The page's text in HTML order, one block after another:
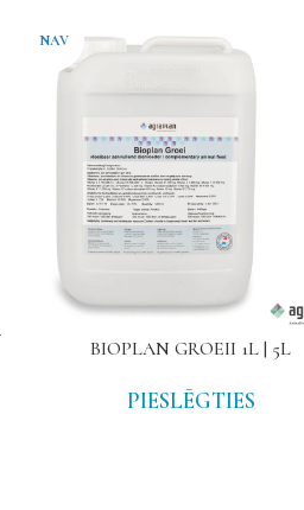
NAV
BIOPLAN GROEII 1L | 5L
PIESLĒGTIES